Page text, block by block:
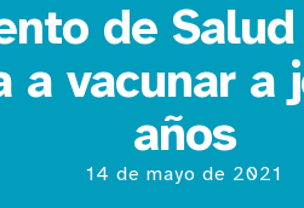
de
a vacunar a
años
14 de mayo de 2021